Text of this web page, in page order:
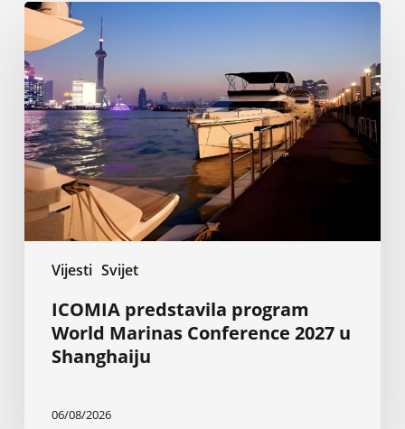
Vijesti Svijet
ICOMIA
predstavila
program
World
Marinas
Conference
2027
u
Shanghaiju
ICOMIA predstavila program
World Marinas Conference 2027 u
Shanghaiju
06/08/2026